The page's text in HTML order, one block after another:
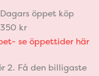
öppet köp
kr
se öppettider här
2. Få den billigaste